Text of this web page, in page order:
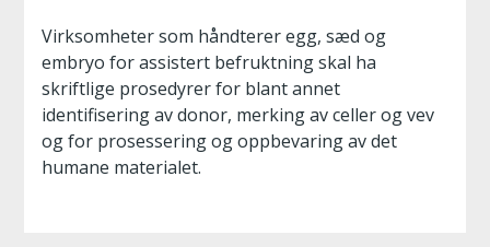
Virksomheter som håndterer egg, sæd og
embryo for assistert befruktning skal ha
skriftlige prosedyrer for blant annet
identifisering av donor, merking av celler og vev
og for prosessering og oppbevaring av det
humane materialet.